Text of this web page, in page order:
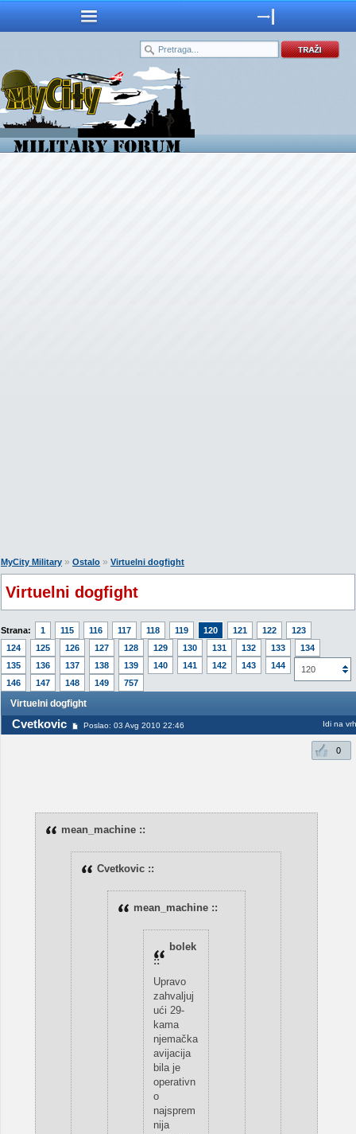
MyCity Military » Ostalo » Virtuelni dogfight
Virtuelni dogfight
Strana: 1 115 116 117 118 119 120 121 122
123
124
125 126 127 128 129 130 131 132 133
134
135
136 137 138 139 140 141 142 143 144
145
146
147 148 149 757
120
Virtuelni dogfight
Cvetkovic Poslao: 03 Avg 2010 22:46 Idi na vrh
0
mean_machine ::
Cvetkovic ::
mean_machine ::
bolek
::
Upravo
zahvaljuj
ući 29-
kama
njemačka
avijacija
bila je
operativn
o
najsprem
nija